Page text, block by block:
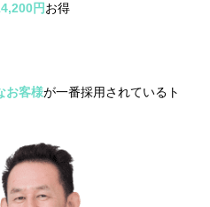
円お得
お客様が一番採用されているト